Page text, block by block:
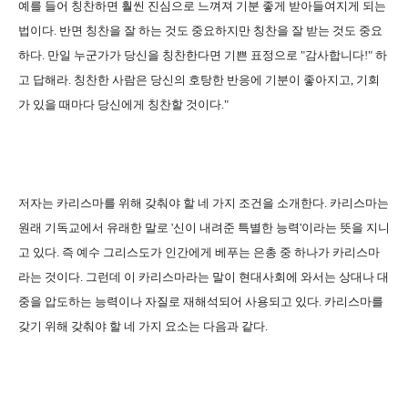
예를 들어 칭찬하면 훨씬 진심으로 느껴져 기분 좋게 받아들여지게 되는
법이다. 반면 칭찬을 잘 하는 것도 중요하지만 칭찬을 잘 받는 것도 중요
하다. 만일 누군가가 당신을 칭찬한다면 기쁜 표정으로 "감사합니다!" 하
고 답해라. 칭찬한 사람은 당신의 호탕한 반응에 기분이 좋아지고, 기회
가 있을 때마다 당신에게 칭찬할 것이다."
저자는 카리스마를 위해 갖춰야 할 네 가지 조건을 소개한다. 카리스마는
원래 기독교에서 유래한 말로 '신이 내려준 특별한 능력'이라는 뜻을 지니
고 있다. 즉 예수 그리스도가 인간에게 베푸는 은총 중 하나가 카리스마
라는 것이다. 그런데 이 카리스마라는 말이 현대사회에 와서는 상대나 대
중을 압도하는 능력이나 자질로 재해석되어 사용되고 있다. 카리스마를
갖기 위해 갖춰야 할 네 가지 요소는 다음과 같다.